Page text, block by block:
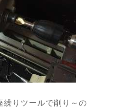
繰りツールで削り～の